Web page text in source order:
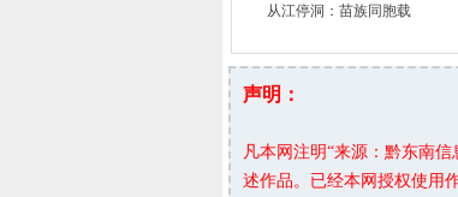
从江停洞：苗族同胞载
声明：
凡本网注明“来源：黔东南
述作品。已经本网授权使用